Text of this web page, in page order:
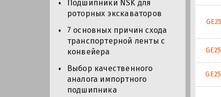
Подшипники NSK для
роторных экскаваторов
7 основных причин схода
транспортерной ленты с
конвейера
Выбор качественного
аналога импортного
подшипника